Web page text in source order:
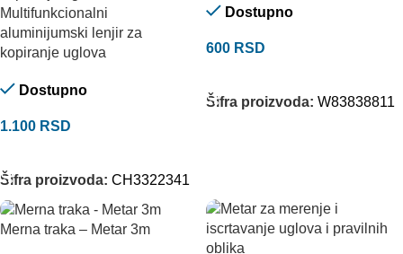
Multifunkcionalni
aluminijumski lenjir za
kopiranje uglova
Dostupno
1.100 RSD
Šifra proizvoda: CH3322341
Dostupno
600 RSD
Šifra proizvoda: W83838811
Merna traka – Metar 3m